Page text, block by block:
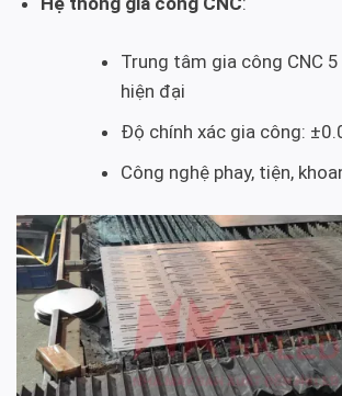
Trung tâm gia công CNC
hiện đại
Độ chính xác gia công:
Công nghệ phay, tiện,